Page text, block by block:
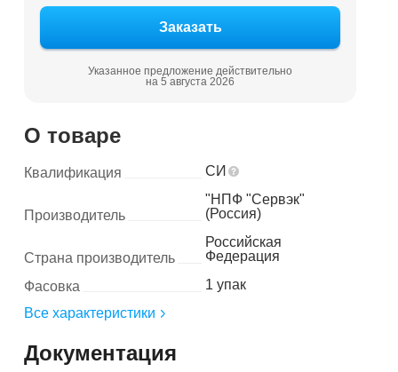
Указанное предложение действительно
на 5 августа 2026
О товаре
Квалификация СИ
Производитель
"НПФ "Сервэк"
(Россия)
Страна производитель
Российская
Федерация
Фасовка
1 упак
Все характеристики
Документация